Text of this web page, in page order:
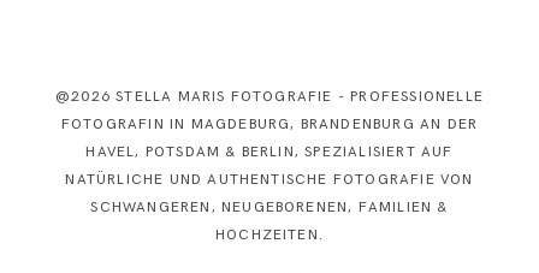
@2026 STELLA MARIS FOTOGRAFIE - PROFESSIONELLE
FOTOGRAFIN IN MAGDEBURG, BRANDENBURG AN DER
HAVEL, POTSDAM & BERLIN, SPEZIALISIERT AUF
NATÜRLICHE UND AUTHENTISCHE FOTOGRAFIE VON
SCHWANGEREN, NEUGEBORENEN, FAMILIEN &
HOCHZEITEN.